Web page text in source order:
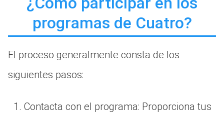
programas de Cuatro?
El proceso generalmente consta de los
siguientes pasos:
Contacta con el programa: Proporciona tus